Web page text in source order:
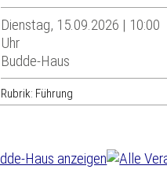
Dienstag, 15.09.2026 | 10:00
Uhr
Budde-Haus
Rubrik: Führung